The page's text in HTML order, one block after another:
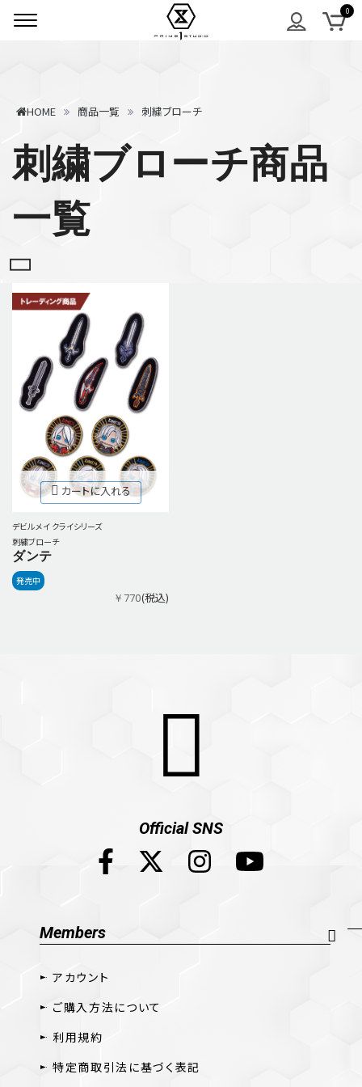
HOME 商品一覧 刺繍ブローチ
刺繍ブローチ商品
一覧
カートに入れる
デビル メイ クライシリーズ
刺繍ブローチ
ダンテ
発売中
￥770(税込)
Official SNS
Members
アカウント
ご購入方法について
利用規約
特定商取引法に基づく表記